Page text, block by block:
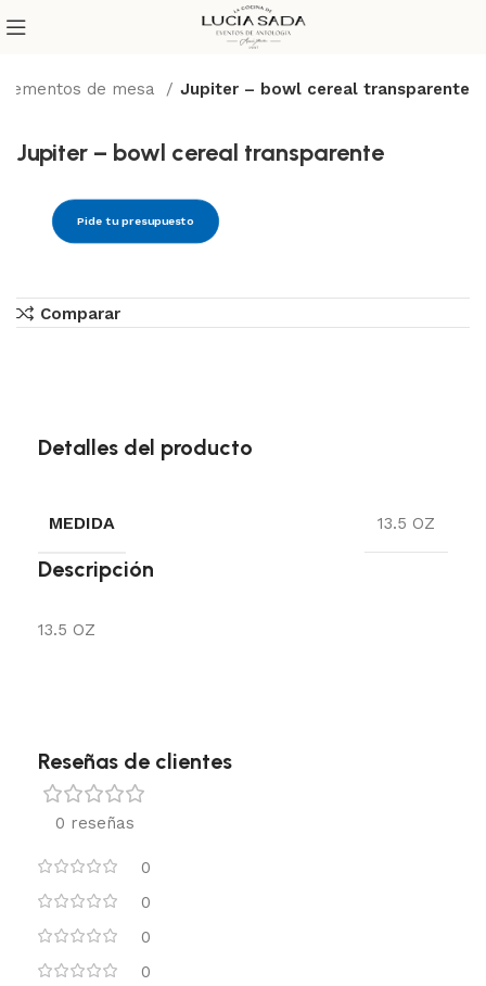
de mesa Jupiter – bowl cereal transparente
Jupiter – bowl cereal transparente
Pide tu presupuesto
Comparar
Detalles del producto
MEDIDA 13.5 OZ
Descripción
13.5 OZ
Reseñas de clientes
0 reseñas
0
0
0
0